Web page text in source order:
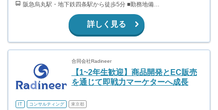
阪急烏丸駅・地下鉄四条駅から徒歩5分 ■勤務地備考 京都・大阪・奈良・滋賀にて積極募集中！ ※2025年1月から大阪にも面談スペースを設ける予定ですので大阪でのオフラインでの対応も可能です。
詳しく見る
合同会社Radineer
【1~2年生歓迎】商品開発とEC販売
を通じて即戦力マーケターへ成長
IT コンサルティング 東京都